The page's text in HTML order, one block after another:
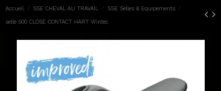
Accueil SSE CHEVAL AU TRAVAIL SSE Selles & Equipements
selle 500 CLOSE CONTACT HART Wintec